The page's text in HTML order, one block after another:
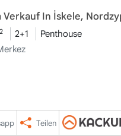
Verkauf In İskele,
2 2+1
Penthouse
Teilen